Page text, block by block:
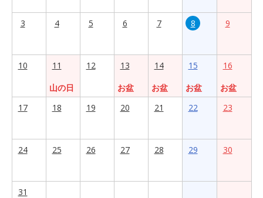
3 4 5 6 7 8 9
10
11
山の日
12
13
お盆
14
お盆
15
お盆
16
お盆
17
18 19 20 21 22 23
24 25 26 27 28 29 30
31